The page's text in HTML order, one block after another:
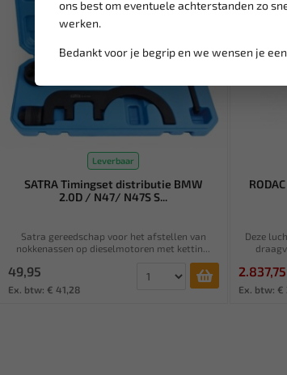
ons best om eventuele achterstanden zo
werken.
Bedankt voor je begrip en we wensen je
Leverbaar
SATRA Timingset distributie BMW
2.0D / N47/ N47S S...
Satra gereedschap voor het afstellen van
nokkenassen op dieselmotoren met kettin...
49,95
Ex. btw: € 41,28
Deze
2.837,75
Ex. btw: €